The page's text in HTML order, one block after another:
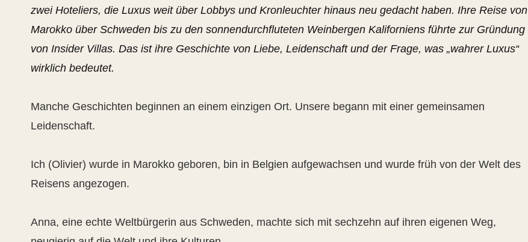
zwei Hoteliers, die Luxus weit über Lobbys und Kronleuchter hinaus neu gedacht haben. Ihre Reise von
Marokko über Schweden bis zu den sonnendurchfluteten Weinbergen Kaliforniens führte zur Gründung
von Insider Villas. Das ist ihre Geschichte von Liebe, Leidenschaft und der Frage, was „wahrer Luxus“
wirklich bedeutet.
Manche Geschichten beginnen an einem einzigen Ort. Unsere begann mit einer gemeinsamen
Leidenschaft.
Ich (Olivier) wurde in Marokko geboren, bin in Belgien aufgewachsen und wurde früh von der Welt des
Reisens angezogen.
Anna, eine echte Weltbürgerin aus Schweden, machte sich mit sechzehn auf ihren eigenen Weg,